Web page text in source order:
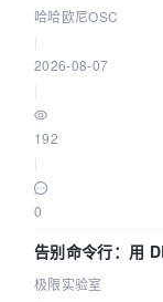
智能 Agent 应用
哈哈欧尼OSC
2026-08-07
192
0
告别命令行：用
极限实验室